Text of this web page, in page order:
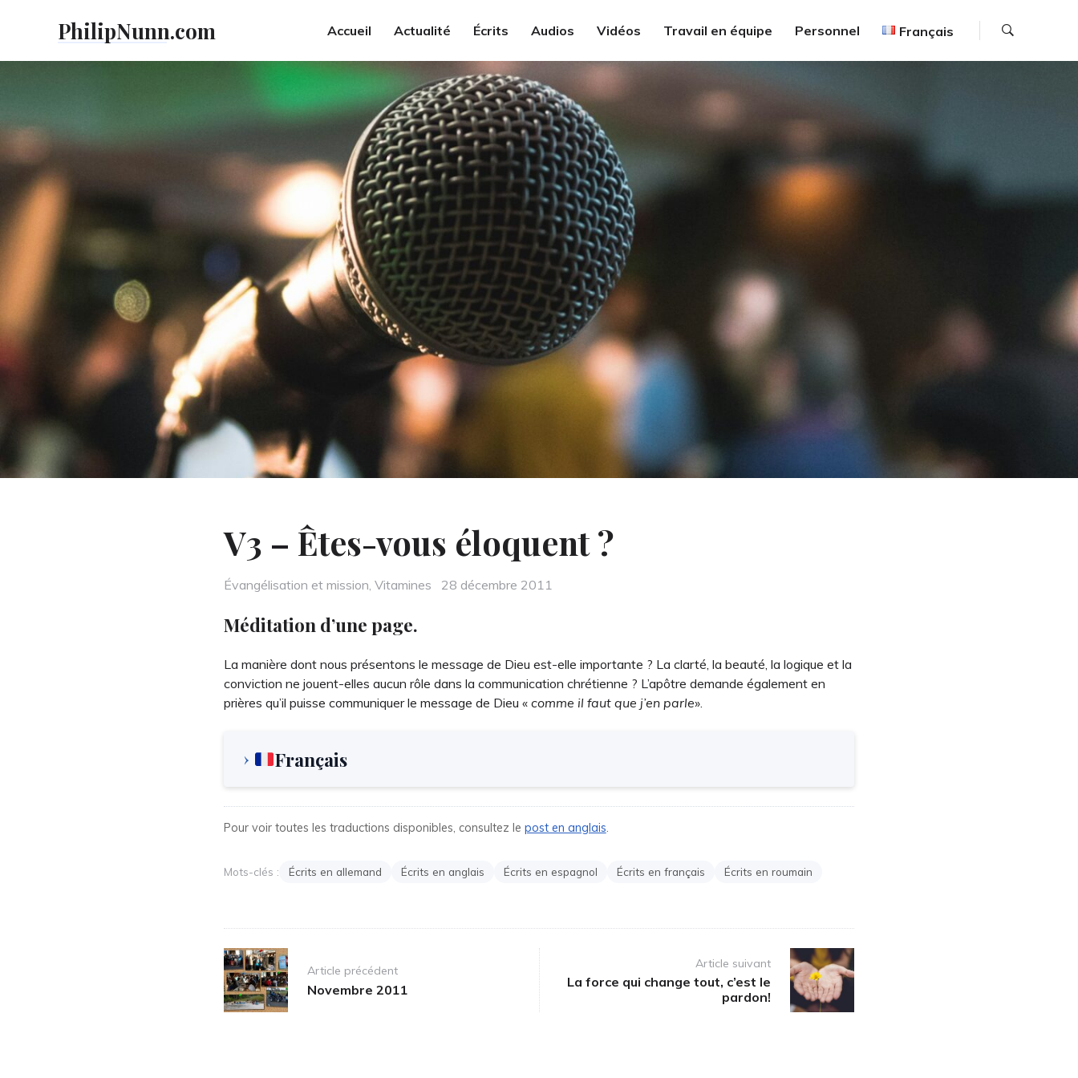
PhilipNunn.com Accueil Actualité Écrits Audios Vidéos Travail en équipe Personnel Français
V3 – Êtes-vous éloquent ?
Categories
Évangélisation et mission, Vitamines
Posted
28 décembre 2011
Méditation d’une page.
La manière dont nous présentons le message de Dieu est-elle importante ? La clarté, la beauté, la logique et la
conviction ne jouent-elles aucun rôle dans la communication chrétienne ? L’apôtre demande également en
prières qu’il puisse communiquer le message de Dieu « comme il faut que j’en parle».
Français
Pour voir toutes les traductions disponibles, consultez le post en anglais.
Mots-clés : Écrits en allemand Écrits en anglais Écrits en espagnol Écrits en français Écrits en roumain
Post
navigationArticle précédent
Novembre 2011
Article suivant
La force qui change tout, c’est le
pardon!